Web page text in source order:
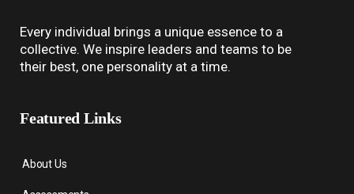
Every individual brings a unique essence to a
collective. We inspire leaders and teams to be
their best, one personality at a time.
Featured Links
About Us